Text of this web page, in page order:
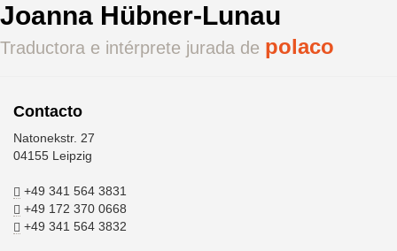
Joanna Hübner-Lunau
Traductora e intérprete jurada de polaco
Contacto
Natonekstr. 27
04155 Leipzig
+49 341 564 3831
+49 172 370 0668
+49 341 564 3832